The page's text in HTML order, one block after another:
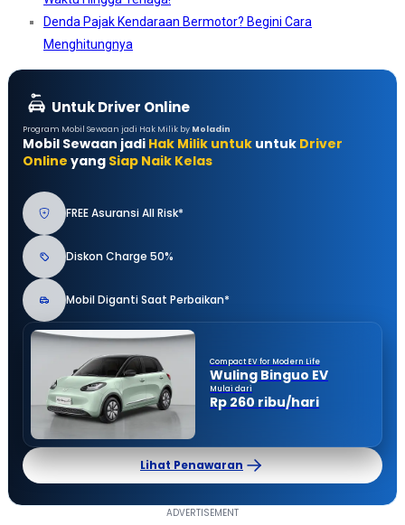
Denda Pajak Kendaraan Bermotor? Begini Cara
Menghitungnya
Untuk Driver Online
Program Mobil Sewaan jadi Hak Milik by Moladin
Mobil Sewaan jadi Hak Milik untuk untuk Driver
Online yang Siap Naik Kelas
FREE Asuransi All Risk*
Diskon Charge 50%
Mobil Diganti Saat Perbaikan*
Compact EV for Modern Life
Wuling Binguo EV
Mulai dari
Rp 260 ribu/hari
Lihat Penawaran